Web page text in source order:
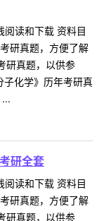
阅读和下载 资料目
研真题，方便了解
研真题，以供参
化学》历年考研真
研全套
阅读和下载 资料目
研真题，方便了解
研真题，以供参